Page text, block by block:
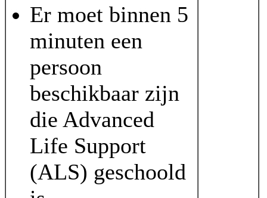
Er moet binnen 5
minuten een
persoon
beschikbaar zijn
die Advanced
Life Support
(ALS) geschoold